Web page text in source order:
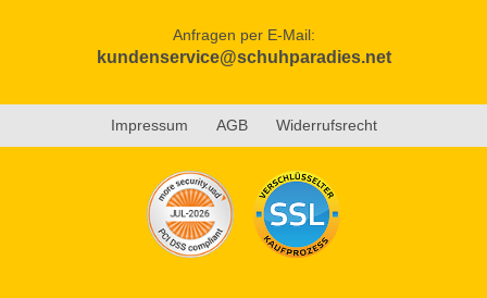
Anfragen per E-Mail:
kundenservice@schuhparadies.net
Impressum AGB Widerrufsrecht